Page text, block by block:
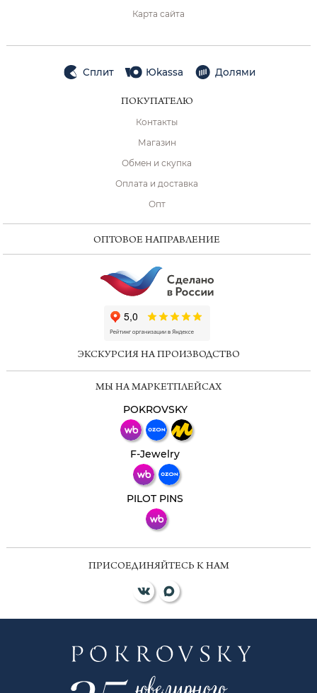
Карта сайта
Сплит Юkassa Долями
ПОКУПАТЕЛЮ
Контакты
Магазин
Обмен и скупка
Оплата и доставка
Опт
ОПТОВОЕ НАПРАВЛЕНИЕ
ЭКСКУРСИЯ НА ПРОИЗВОДСТВО
МЫ НА МАРКЕТПЛЕЙСАХ
POKROVSKY
F-Jewelry
PILOT PINS
ПРИСОЕДИНЯЙТЕСЬ К НАМ